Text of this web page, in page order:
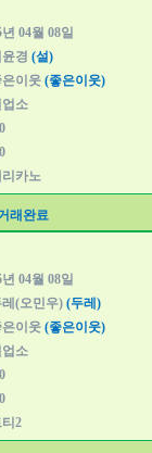
04월 08일
경 (설)
이웃 (좋은이웃)
소
카노
래완료
04월 08일
(오민우) (두레)
이웃 (좋은이웃)
소
2